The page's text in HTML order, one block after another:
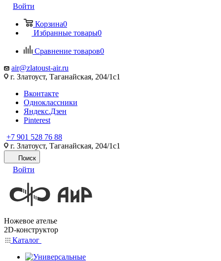
Войти
Корзина0
Избранные товары0
Сравнение товаров0
air@zlatoust-air.ru
г. Златоуст, Таганайская, 204/1с1
Вконтакте
Одноклассники
Яндекс.Дзен
Pinterest
+7 901 528 76 88
г. Златоуст, Таганайская, 204/1с1
Поиск
Войти
Ножевое ателье
2D-конструктор
Каталог